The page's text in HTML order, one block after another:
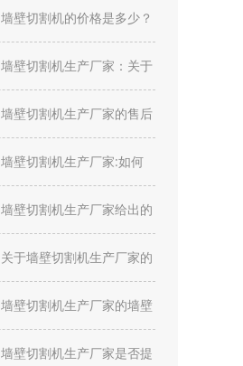
墙壁切割机的价格是多少？
墙壁切割机生产厂家：关于
墙壁切割机最新的创新技术
有哪些？
墙壁切割机生产厂家的售后
服务包括哪些内容？
墙壁切割机生产厂家:如何
对墙壁切割机进行清洁维
护？
墙壁切割机生产厂家给出的
墙壁切割机安装步骤有哪
些？
关于墙壁切割机生产厂家的
出口业务需要了解哪些流
程？
墙壁切割机生产厂家的墙壁
切割机最佳运输方式是什
墙壁切割机生产厂家是否提